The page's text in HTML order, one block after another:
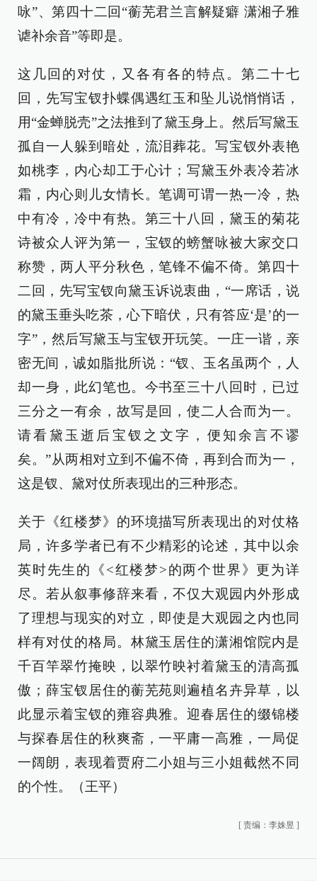
咏”、第四十二回“蘅芜君兰言解疑癖 潇湘子雅
谑补余音”等即是。
这几回的对仗，又各有各的特点。第二十七
回，先写宝钗扑蝶偶遇红玉和坠儿说悄悄话，
用“金蝉脱壳”之法推到了黛玉身上。然后写黛玉
孤自一人躲到暗处，流泪葬花。写宝钗外表艳
如桃李，内心却工于心计；写黛玉外表冷若冰
霜，内心则儿女情长。笔调可谓一热一冷，热
中有冷，冷中有热。第三十八回，黛玉的菊花
诗被众人评为第一，宝钗的螃蟹咏被大家交口
称赞，两人平分秋色，笔锋不偏不倚。第四十
二回，先写宝钗向黛玉诉说衷曲，“一席话，说
的黛玉垂头吃茶，心下暗伏，只有答应‘是’的一
字”，然后写黛玉与宝钗开玩笑。一庄一谐，亲
密无间，诚如脂批所说：“钗、玉名虽两个，人
却一身，此幻笔也。今书至三十八回时，已过
三分之一有余，故写是回，使二人合而为一。
请看黛玉逝后宝钗之文字，便知余言不谬
矣。”从两相对立到不偏不倚，再到合而为一，
这是钗、黛对仗所表现出的三种形态。
关于《红楼梦》的环境描写所表现出的对仗格
局，许多学者已有不少精彩的论述，其中以余
英时先生的《<红楼梦>的两个世界》更为详
尽。若从叙事修辞来看，不仅大观园内外形成
了理想与现实的对立，即使是大观园之内也同
样有对仗的格局。林黛玉居住的潇湘馆院内是
千百竿翠竹掩映，以翠竹映衬着黛玉的清高孤
傲；薛宝钗居住的蘅芜苑则遍植名卉异草，以
此显示着宝钗的雍容典雅。迎春居住的缀锦楼
与探春居住的秋爽斋，一平庸一高雅，一局促
一阔朗，表现着贾府二小姐与三小姐截然不同
的个性。（王平）
[ 责编：李姝昱 ]